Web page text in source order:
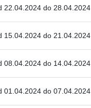
22.04.2024 do 28.04.2024
15.04.2024 do 21.04.2024
08.04.2024 do 14.04.2024
01.04.2024 do 07.04.2024